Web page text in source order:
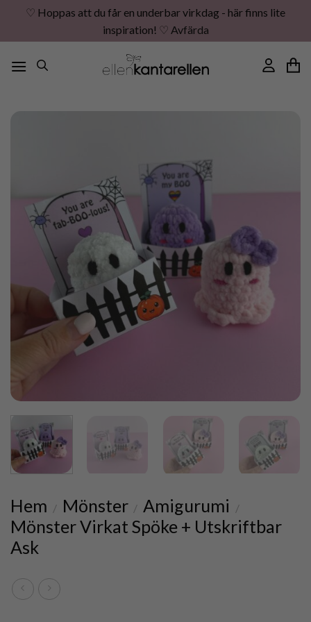
♡ Hoppas att du får en underbar virkdag - här finns lite
inspiration! ♡ Avfärda
Hem / Mönster / Amigurumi /
Mönster Virkat Spöke + Utskriftbar
Ask